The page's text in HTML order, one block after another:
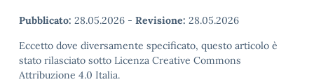
Pubblicato: 28.05.2026 - Revisione: 28.05.2026
Eccetto dove diversamente specificato, questo articolo è
stato rilasciato sotto Licenza Creative Commons
Attribuzione 4.0 Italia.